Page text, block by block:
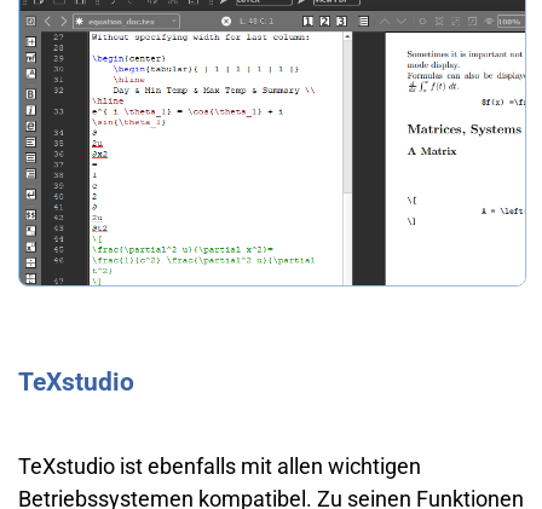
TeXstudio
TeXstudio ist ebenfalls mit allen wichtigen
Betriebssystemen kompatibel. Zu seinen Funktionen